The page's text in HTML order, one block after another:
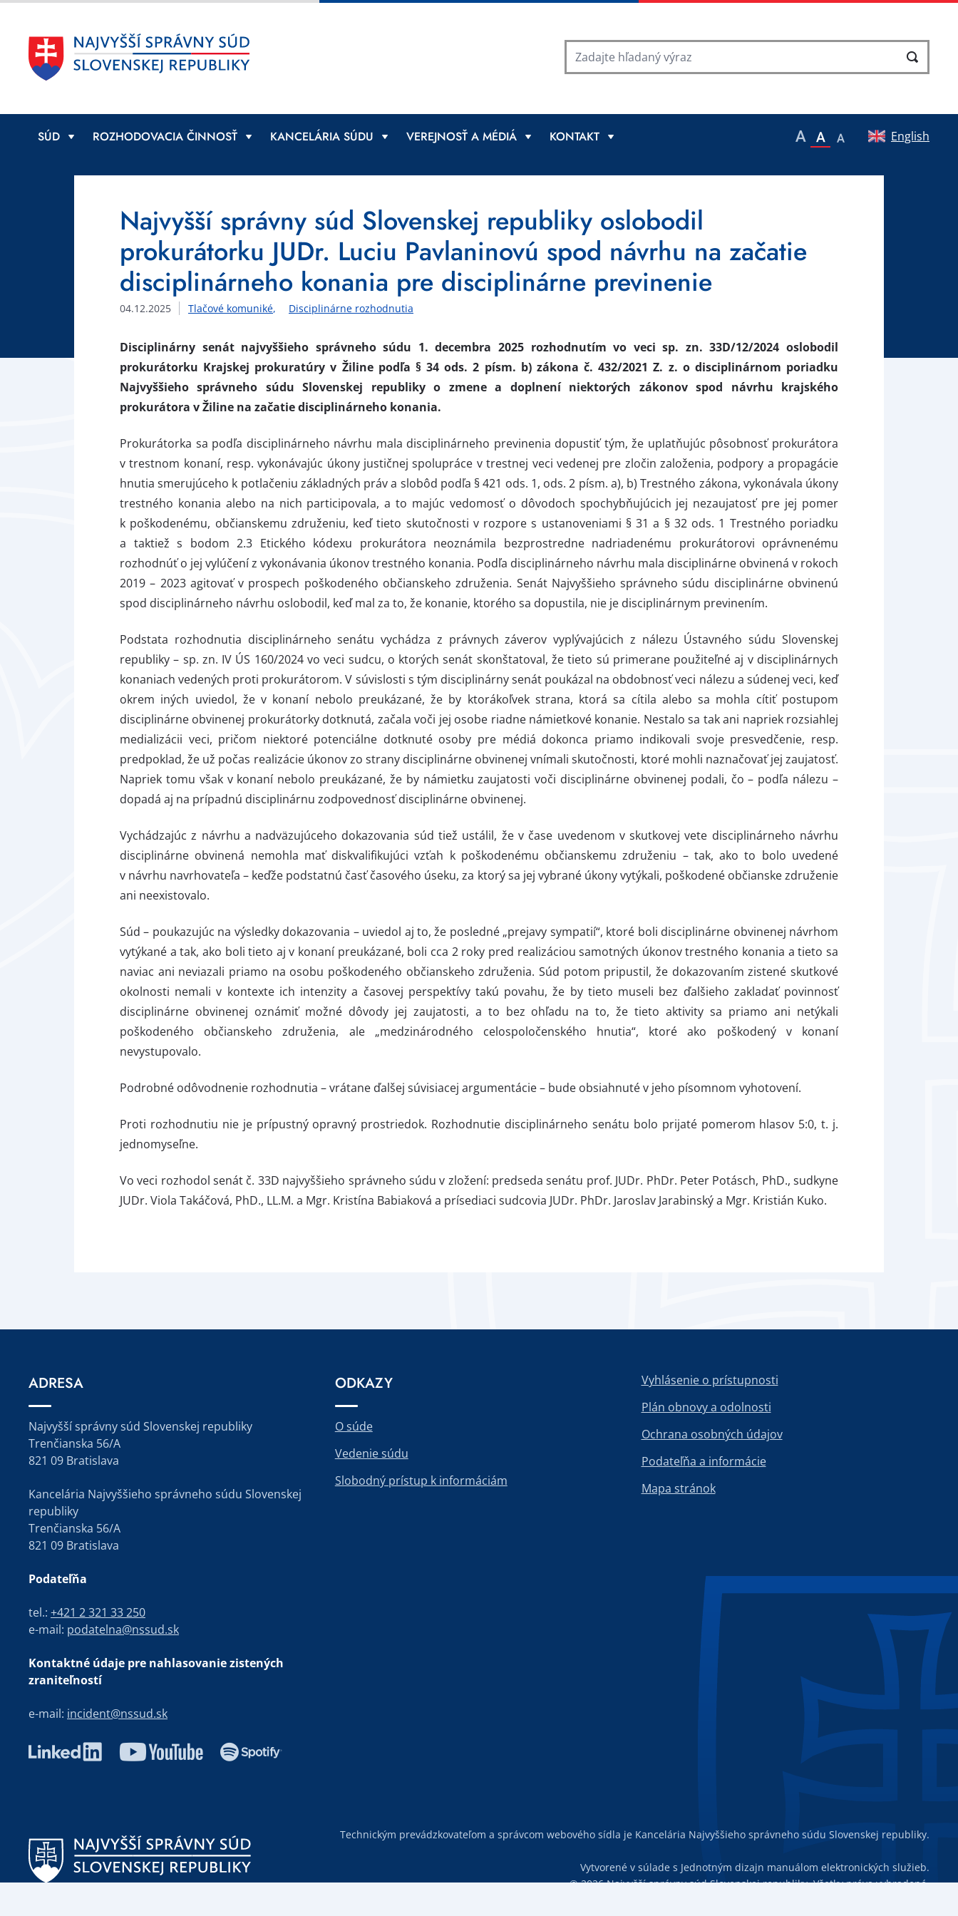
SÚD ROZHODOVACIA ČINNOSŤ KANCELÁRIA SÚDU VEREJNOSŤ A MÉDIÁ KONTAKT English
Najvyšší správny súd Slovenskej republiky oslobodil
prokurátorku JUDr. Luciu Pavlaninovú spod návrhu na začatie
disciplinárneho konania pre disciplinárne previnenie
04.12.2025 Tlačové komuniké Disciplinárne rozhodnutia
Disciplinárny senát najvyššieho správneho súdu 1. decembra 2025 rozhodnutím vo veci sp. zn. 33D/12/2024 oslobodil
prokurátorku Krajskej prokuratúry v Žiline podľa § 34 ods. 2 písm. b) zákona č. 432/2021 Z. z. o disciplinárnom poriadku
Najvyššieho správneho súdu Slovenskej republiky o zmene a doplnení niektorých zákonov spod návrhu krajského
prokurátora v Žiline na začatie disciplinárneho konania.
Prokurátorka sa podľa disciplinárneho návrhu mala disciplinárneho previnenia dopustiť tým, že uplatňujúc pôsobnosť prokurátora
v trestnom konaní, resp. vykonávajúc úkony justičnej spolupráce v trestnej veci vedenej pre zločin založenia, podpory a propagácie
hnutia smerujúceho k potlačeniu základných práv a slobôd podľa § 421 ods. 1, ods. 2 písm. a), b) Trestného zákona, vykonávala úkony
trestného konania alebo na nich participovala, a to majúc vedomosť o dôvodoch spochybňujúcich jej nezaujatosť pre jej pomer
k poškodenému, občianskemu združeniu, keď tieto skutočnosti v rozpore s ustanoveniami § 31 a § 32 ods. 1 Trestného poriadku
a taktiež s bodom 2.3 Etického kódexu prokurátora neoznámila bezprostredne nadriadenému prokurátorovi oprávnenému
rozhodnúť o jej vylúčení z vykonávania úkonov trestného konania. Podľa disciplinárneho návrhu mala disciplinárne obvinená v rokoch
2019 – 2023 agitovať v prospech poškodeného občianskeho združenia. Senát Najvyššieho správneho súdu disciplinárne obvinenú
spod disciplinárneho návrhu oslobodil, keď mal za to, že konanie, ktorého sa dopustila, nie je disciplinárnym previnením.
Podstata rozhodnutia disciplinárneho senátu vychádza z právnych záverov vyplývajúcich z nálezu Ústavného súdu Slovenskej
republiky – sp. zn. IV ÚS 160/2024 vo veci sudcu, o ktorých senát skonštatoval, že tieto sú primerane použiteľné aj v disciplinárnych
konaniach vedených proti prokurátorom. V súvislosti s tým disciplinárny senát poukázal na obdobnosť veci nálezu a súdenej veci, keď
okrem iných uviedol, že v konaní nebolo preukázané, že by ktorákoľvek strana, ktorá sa cítila alebo sa mohla cítiť postupom
disciplinárne obvinenej prokurátorky dotknutá, začala voči jej osobe riadne námietkové konanie. Nestalo sa tak ani napriek rozsiahlej
medializácii veci, pričom niektoré potenciálne dotknuté osoby pre médiá dokonca priamo indikovali svoje presvedčenie, resp.
predpoklad, že už počas realizácie úkonov zo strany disciplinárne obvinenej vnímali skutočnosti, ktoré mohli naznačovať jej zaujatosť.
Napriek tomu však v konaní nebolo preukázané, že by námietku zaujatosti voči disciplinárne obvinenej podali, čo – podľa nálezu –
dopadá aj na prípadnú disciplinárnu zodpovednosť disciplinárne obvinenej.
Vychádzajúc z návrhu a nadväzujúceho dokazovania súd tiež ustálil, že v čase uvedenom v skutkovej vete disciplinárneho návrhu
disciplinárne obvinená nemohla mať diskvalifikujúci vzťah k poškodenému občianskemu združeniu – tak, ako to bolo uvedené
v návrhu navrhovateľa – keďže podstatnú časť časového úseku, za ktorý sa jej vybrané úkony vytýkali, poškodené občianske združenie
ani neexistovalo.
Súd – poukazujúc na výsledky dokazovania – uviedol aj to, že posledné „prejavy sympatií“, ktoré boli disciplinárne obvinenej návrhom
vytýkané a tak, ako boli tieto aj v konaní preukázané, boli cca 2 roky pred realizáciou samotných úkonov trestného konania a tieto sa
naviac ani neviazali priamo na osobu poškodeného občianskeho združenia. Súd potom pripustil, že dokazovaním zistené skutkové
okolnosti nemali v kontexte ich intenzity a časovej perspektívy takú povahu, že by tieto museli bez ďalšieho zakladať povinnosť
disciplinárne obvinenej oznámiť možné dôvody jej zaujatosti, a to bez ohľadu na to, že tieto aktivity sa priamo ani netýkali
poškodeného občianskeho združenia, ale „medzinárodného celospoločenského hnutia“, ktoré ako poškodený v konaní
nevystupovalo.
Podrobné odôvodnenie rozhodnutia – vrátane ďalšej súvisiacej argumentácie – bude obsiahnuté v jeho písomnom vyhotovení.
Proti rozhodnutiu nie je prípustný opravný prostriedok. Rozhodnutie disciplinárneho senátu bolo prijaté pomerom hlasov 5:0, t. j.
jednomyseľne.
Vo veci rozhodol senát č. 33D najvyššieho správneho súdu v zložení: predseda senátu prof. JUDr. PhDr. Peter Potásch, PhD., sudkyne
JUDr. Viola Takáčová, PhD., LL.M. a Mgr. Kristína Babiaková a prísediaci sudcovia JUDr. PhDr. Jaroslav Jarabinský a Mgr. Kristián Kuko.
ADRESA
Najvyšší správny súd Slovenskej republiky
Trenčianska 56/A
821 09 Bratislava
Kancelária Najvyššieho správneho súdu Slovenskej
republiky
Trenčianska 56/A
821 09 Bratislava
Podateľňa
tel.: +421 2 321 33 250
e-mail: podatelna@nssud.sk
Kontaktné údaje pre nahlasovanie zistených
zraniteľností
e-mail: incident@nssud.sk
ODKAZY
O súde
Vedenie súdu
Slobodný prístup k informáciám
Vyhlásenie o prístupnosti
Plán obnovy a odolnosti
Ochrana osobných údajov
Podateľňa a informácie
Mapa stránok
Technickým prevádzkovateľom a správcom webového sídla je Kancelária Najvyššieho správneho súdu Slovenskej republiky.
Vytvorené v súlade s Jednotným dizajn manuálom elektronických služieb.
© 2026 Najvyšší správny súd Slovenskej republiky. Všetky práva vyhradené.